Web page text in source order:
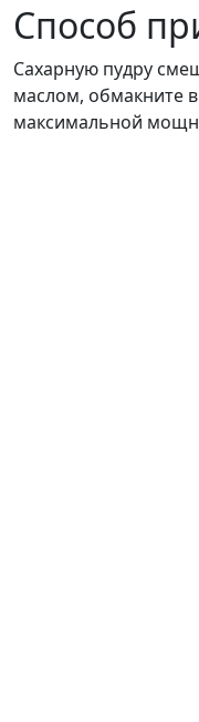
Способ
Сахарную пудру
маслом, обмакните
максимальной